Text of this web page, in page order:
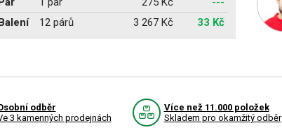
12 párů 3 267 Kč 33 Kč
odběr
3 kamenných prodejnách
Více než 11.000 položek
Skladem pro okamžitý odběr